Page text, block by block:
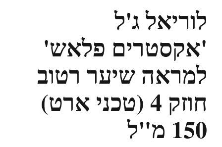
לוריאל ג'ל
'אקסטרים פלאש'
למראה שיער רטוב
חוזק 4 (טכני ארט)
150 מ"ל